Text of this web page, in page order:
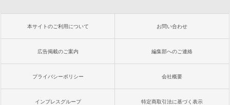
本サイトのご利用について お問い合わせ
広告掲載のご案内 編集部へのご連絡
プライバシーポリシー 会社概要
インプレスグループ 特定商取引法に基づく表示